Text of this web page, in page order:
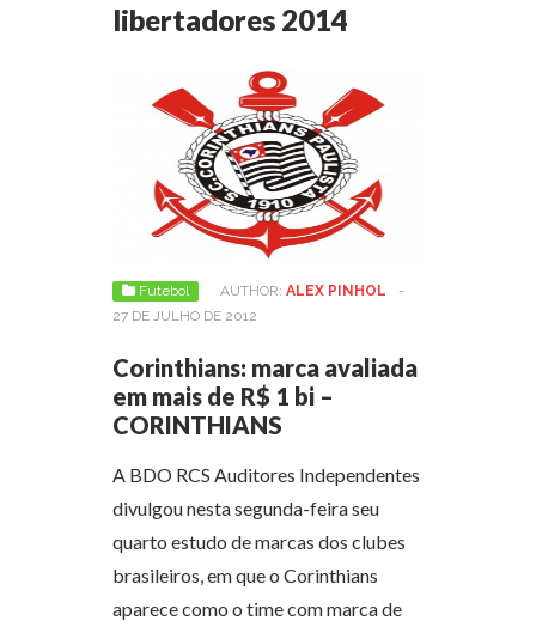
libertadores 2014
Futebol AUTHOR: ALEX PINHOL
-
27 DE JULHO DE 2012
Corinthians: marca avaliada
em mais de R$ 1 bi –
CORINTHIANS
A BDO RCS Auditores Independentes
divulgou nesta segunda-feira seu
quarto estudo de marcas dos clubes
brasileiros, em que o Corinthians
aparece como o time com marca de